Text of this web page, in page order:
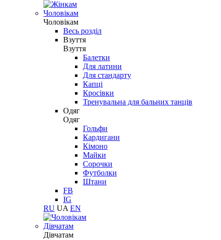
Чоловікам
Чоловікам
Весь розділ
Взуття
Взуття
Балетки
Для латини
Для стандарту
Капці
Кросівки
Тренувальна для бальних танців
Одяг
Одяг
Гольфи
Кардигани
Кімоно
Майки
Сорочки
Футболки
Штани
FB
IG
RU UA EN
Дівчатам
Дівчатам